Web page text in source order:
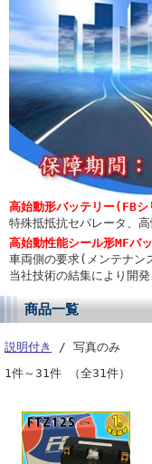
高始動形バッテリー(FBシ
特殊抵抵抗セパレータ、
高始動性能シール形MFバ
車両側の要求(メンテナン
当社技術の結集により開
商品一覧
説明付き
/ 写真のみ
1件～31件 （全31件）